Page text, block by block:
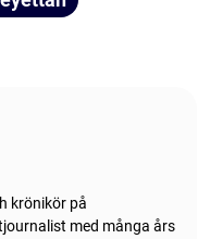
krönikör på
med många års